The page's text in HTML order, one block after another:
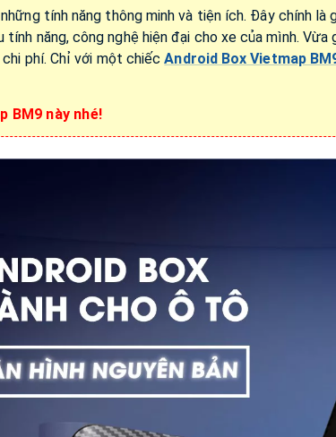
tính năng thông minh và tiện ích. Đây chính là
năng, công nghệ hiện đại cho xe của mình.
chi phí. Chỉ với một chiếcAndroid Box Vietmap
BM9 này nhé!